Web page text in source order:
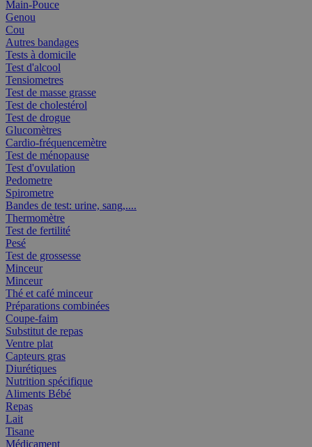
Main-Pouce
Genou
Cou
Autres bandages
Tests à domicile
Test d'alcool
Tensiometres
Test de masse grasse
Test de cholestérol
Test de drogue
Glucomètres
Cardio-fréquencemètre
Test de ménopause
Test d'ovulation
Pedometre
Spirometre
Bandes de test: urine, sang,....
Thermomètre
Test de fertilité
Pesé
Test de grossesse
Minceur
Minceur
Thé et café minceur
Préparations combinées
Coupe-faim
Substitut de repas
Ventre plat
Capteurs gras
Diurétiques
Nutrition spécifique
Aliments Bébé
Repas
Lait
Tisane
Médicament